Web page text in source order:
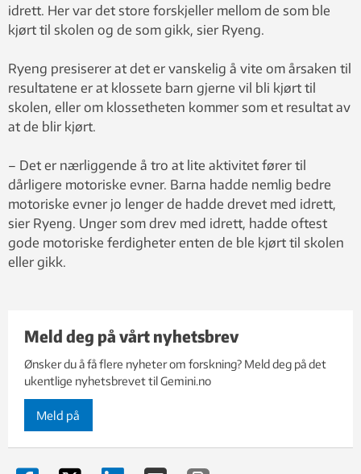
idrett. Her var det store forskjeller mellom de som ble
kjørt til skolen og de som gikk, sier Ryeng.
Ryeng presiserer at det er vanskelig å vite om årsaken til
resultatene er at klossete barn gjerne vil bli kjørt til
skolen, eller om klossetheten kommer som et resultat av
at de blir kjørt.
– Det er nærliggende å tro at lite aktivitet fører til
dårligere motoriske evner. Barna hadde nemlig bedre
motoriske evner jo lenger de hadde drevet med idrett,
sier Ryeng. Unger som drev med idrett, hadde oftest
gode motoriske ferdigheter enten de ble kjørt til skolen
eller gikk.
Meld deg på vårt nyhetsbrev
Ønsker du å få flere nyheter om forskning? Meld deg på det
ukentlige nyhetsbrevet til Gemini.no
Meld på